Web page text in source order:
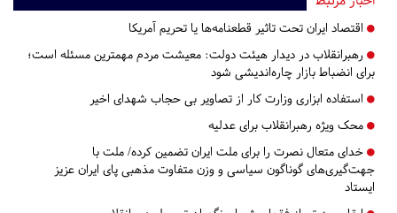
اقتصاد ایران تحت تاثیر قطعنامه‌ها یا تحریم‌ آمریکا
رهبرانقلاب در دیدار هیئت دولت: معیشت مردم مهمترین مسئله است؛
برای انضباط بازار چاره‌اندیشی شود
استفاده ابزاری وزارت کار از تصاویر بی حجاب شهدای اخیر
محک ویژه رهبرانقلاب برای عدلیه
خدای متعال نصرت را برای ملت ایران تضمین کرده/ ملت با
جهت‌گیری‌های گوناگون سیاسی و وزن متفاوت مذهبی پای ایران عزیز
ایستاد